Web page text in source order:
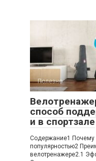
Полезно
способ
и в спортзале
Содержание1 Почему
популярностью2
велотренажере2.1